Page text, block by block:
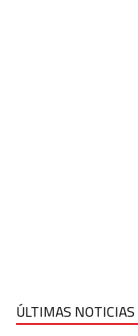
ÚLTIMAS NOTICIAS